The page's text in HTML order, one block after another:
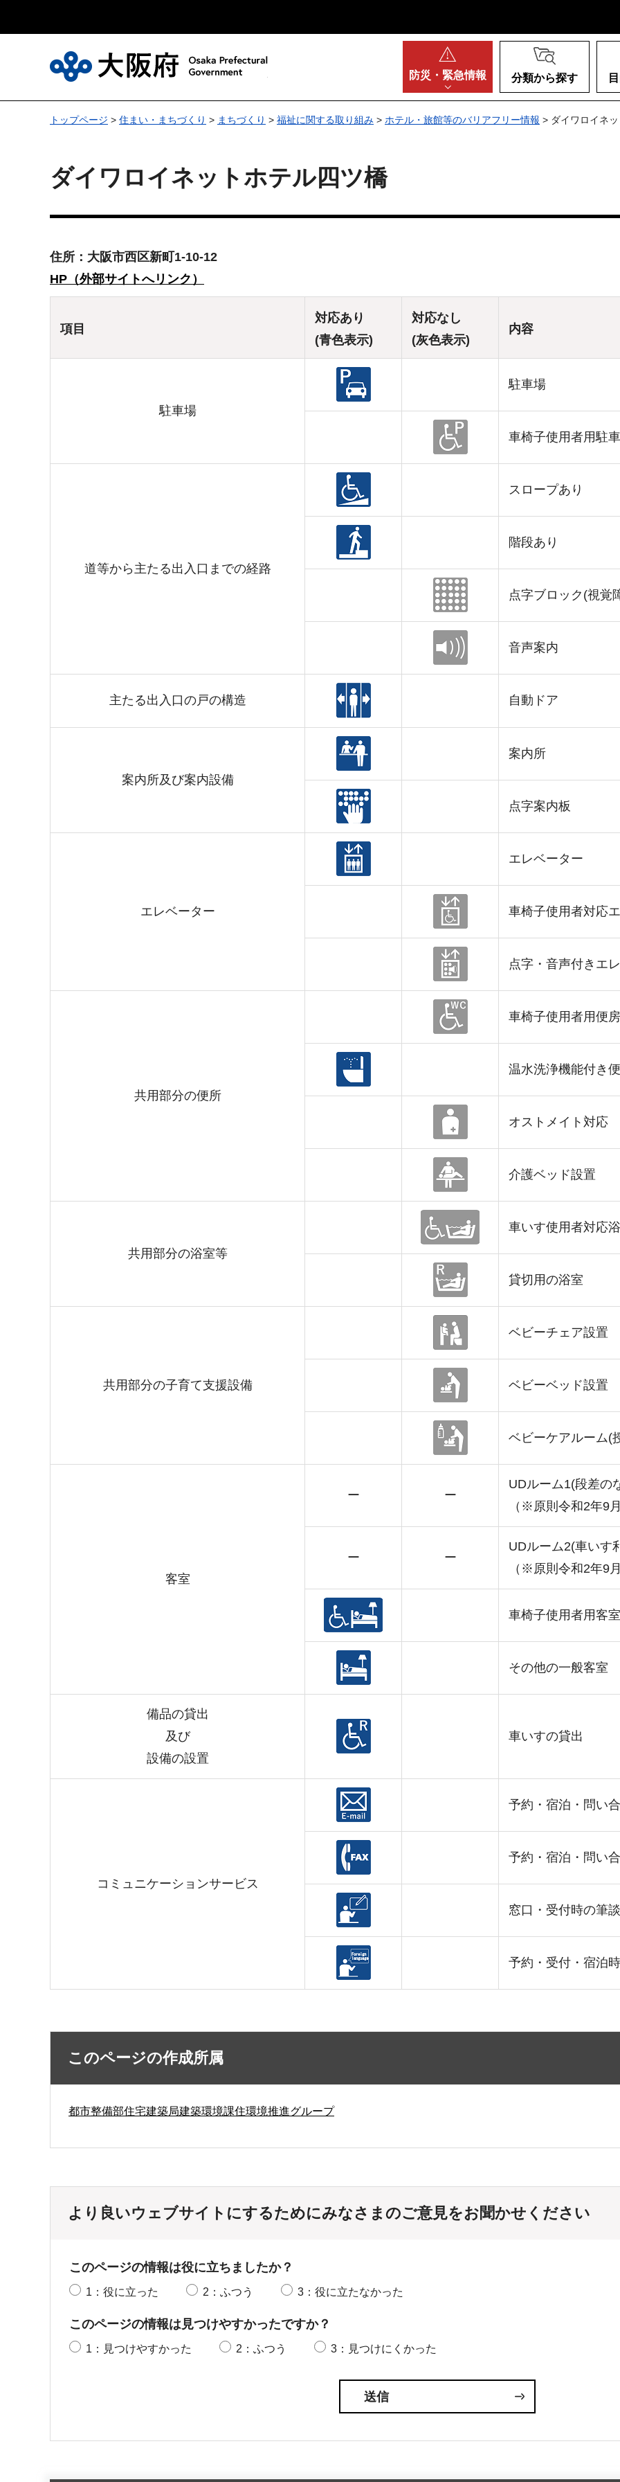
防災・ 緊急情報 分類から探す
トップページ > 住まい・まちづくり > まちづくり > 福祉に関する取り組み > ホテル・旅館等のバリアフリー情報 > ダイワロイネ
ダイワロイネットホテル四ツ橋
住所：大阪市西区新町1-10-12
HP（外部サイトへリンク）
項目
対応あり
(青色表示)
対応なし
(灰色表示)
内容
駐車場
駐車場
車椅子使用者用駐
道等から主たる出入口までの経路
スロープあり
階段あり
点字ブロック(視覚
音声案内
主たる出入口の戸の構造 自動ドア
案内所及び案内設備
案内所
点字案内板
エレベーター
エレベーター
車椅子使用者対応
点字・音声付きエ
共用部分の便所
車椅子使用者用便房
温水洗浄機能付き
オストメイト対応
介護ベッド設置
共用部分の浴室等
車いす使用者対応
貸切用の浴室
共用部分の子育て支援設備
ベビーチェア設置
ベビーベッド設置
ベビーケアルーム(
客室
ー ー
UDルーム1(段差の
（※原則令和2年9
ー ー
UDルーム2(車いす
（※原則令和2年9
車椅子使用者用客室
その他の一般客室
備品の貸出
及び
設備の設置
車いすの貸出
コミュニケーションサービス
予約・宿泊・問い
予約・宿泊・問い
窓口・受付時の筆
予約・受付・宿泊
このページの作成所属
都市整備部住宅建築局建築環境課住環境推進グループ
より良いウェブサイトにするためにみなさまのご意見をお聞かせください
このページの情報は役に立ちましたか？
1：役に立った 2：ふつう 3：役に立たなかった
このページの情報は見つけやすかったですか？
1：見つけやすかった 2：ふつう 3：見つけにくかった